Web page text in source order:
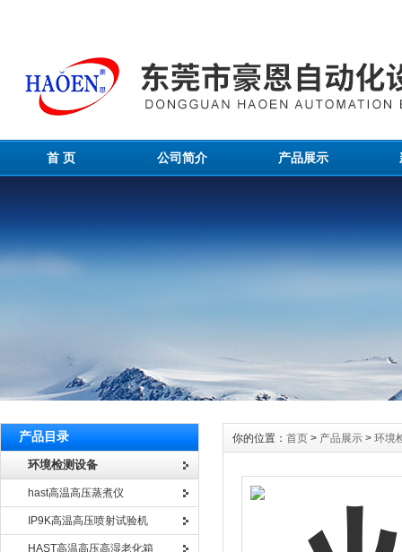
首 页 公司简介 产品展示
产品目录
环境检测设备
hast高温高压蒸煮仪
IP9K高温高压喷射试验机
HAST高温高压高湿老化箱
你的位置： 首页 > 产品展示 > 环境